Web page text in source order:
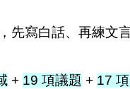
先寫白話、再練文
+ 19 項議題 + 17